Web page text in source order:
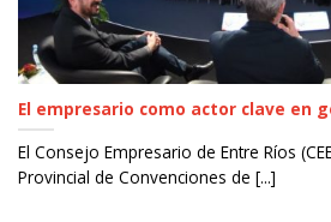
El empresario como actor clave en
El Consejo Empresario de Entre Ríos
Provincial de Convenciones de [...]